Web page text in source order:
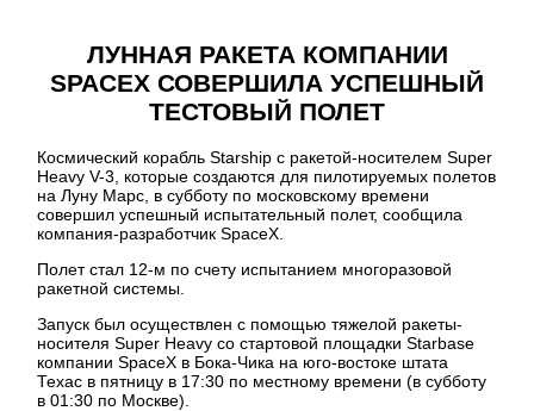
ЛУННАЯ РАКЕТА КОМПАНИИ
SPACEX СОВЕРШИЛА УСПЕШНЫЙ
ТЕСТОВЫЙ ПОЛЕТ
Космический корабль Starship с ракетой-носителем Super
Heavy V-3, которые создаются для пилотируемых полетов
на Луну Марс, в субботу по московскому времени
совершил успешный испытательный полет, сообщила
компания-разработчик SpaceX.
Полет стал 12-м по счету испытанием многоразовой
ракетной системы.
Запуск был осуществлен с помощью тяжелой ракеты-
носителя Super Heavy со стартовой площадки Starbase
компании SpaceX в Бока-Чика на юго-востоке штата
Техас в пятницу в 17:30 по местному времени (в субботу
в 01:30 по Москве).